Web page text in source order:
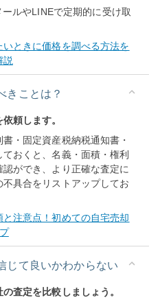
ルやLINEで定期的に受け取
ときに価格を調べる方法を
説
きことは？
頼します。
・固定資産税納税通知書・
おくと、名義・面積・権利
ができ、より正確な査定に
具合をリストアップしてお
注意点！初めての自宅売却
じて良いかわからない
査定を比較しましょう。